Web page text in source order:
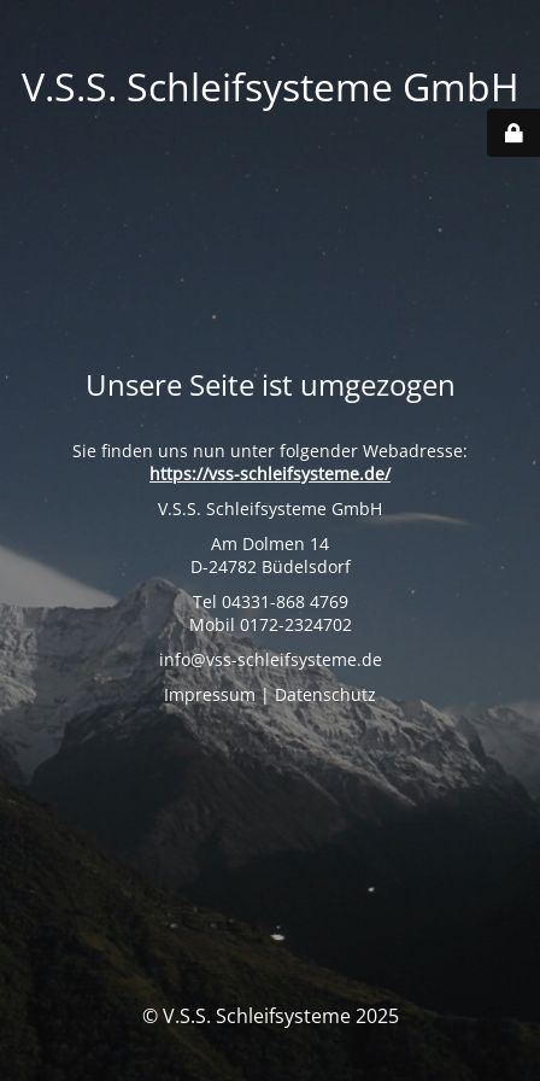
V.S.S. Schleifsysteme GmbH
Unsere Seite ist umgezogen
Sie finden uns nun unter folgender Webadresse:
https://vss-schleifsysteme.de/
V.S.S. Schleifsysteme GmbH
Am Dolmen 14
D-24782 Büdelsdorf
Tel 04331-868 4769
Mobil 0172-2324702
info@vss-schleifsysteme.de
Impressum | Datenschutz
© V.S.S. Schleifsysteme 2025